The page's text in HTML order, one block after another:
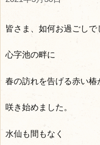
皆さま、如何お過ごしで
心字池の畔に
春の訪れを告げる赤い椿
咲き始めました。
水仙も間もなく